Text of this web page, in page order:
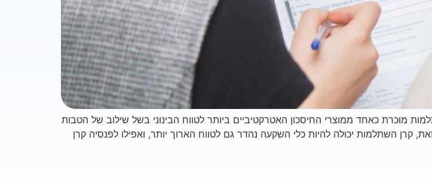
מוכרת כאחד ממוצרי החיסכון האטרקטיביים ביותר לטווח הבינוני בשל שילוב של הטבות
קרן השתלמות יכולה להיות כלי השקעה נהדר גם לטווח הארוך יותר, ואפילו לפנסיה קרן